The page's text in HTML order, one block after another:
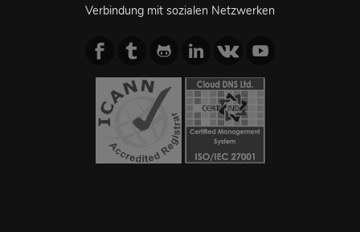
Verbindung mit sozialen Netzwerken